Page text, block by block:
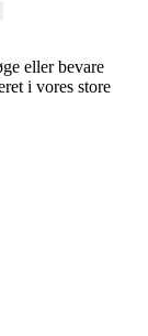
eller bevare
i vores store